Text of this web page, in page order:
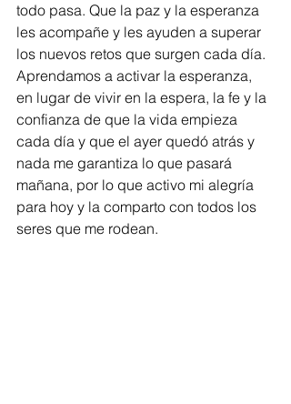
todo pasa. Que la paz y la esperanza
les acompañe y les ayuden a superar
los nuevos retos que surgen cada día.
Aprendamos a activar la esperanza,
en lugar de vivir en la espera, la fe y la
confianza de que la vida empieza
cada día y que el ayer quedó atrás y
nada me garantiza lo que pasará
mañana, por lo que activo mi alegría
para hoy y la comparto con todos los
seres que me rodean.